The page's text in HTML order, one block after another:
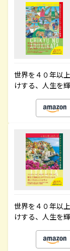
世界を４０年以
けする、人生を
世界を４０年以
けする、人生を